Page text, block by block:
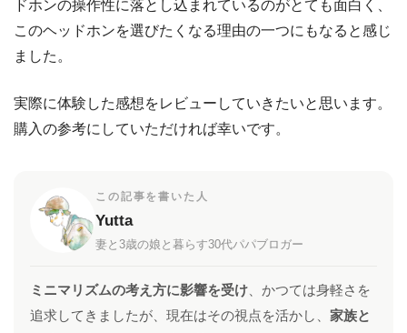
ドホンの操作性に落とし込まれているのがとても面白く、
このヘッドホンを選びたくなる理由の一つにもなると感じ
ました。
実際に体験した感想をレビューしていきたいと思います。
購入の参考にしていただければ幸いです。
この記事を書いた人
Yutta
妻と3歳の娘と暮らす30代パパブロガー
ミニマリズムの考え方に影響を受け、かつては身軽さを
追求してきましたが、現在はその視点を活かし、 家族と